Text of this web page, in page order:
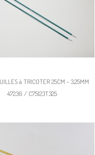
à TRICOTER 25CM - 3,25MM
47236 / C75123T325